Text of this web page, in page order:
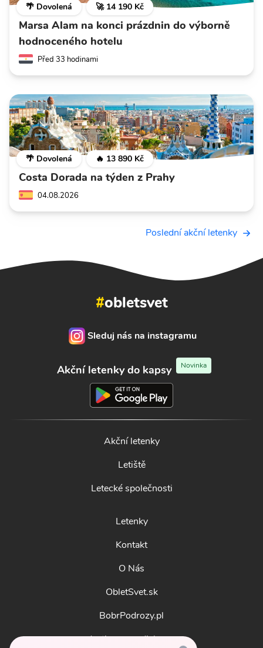
🌴 Dovolená 🚀 14 190 Kč
Marsa Alam na konci prázdnin do výborně
hodnoceného hotelu
Před 33 hodinami
🌴 Dovolená 🔥 13 890 Kč
Costa Dorada na týden z Prahy
04.08.2026
Poslední akční letenky
#obletsvet
Sleduj nás na instagramu
Akční letenky do kapsy Novinka
Akční letenky
Letiště
Letecké společnosti
Letenky
Kontakt
O Nás
ObletSvet.sk
BobrPodrozy.pl
destinosmundiales.es